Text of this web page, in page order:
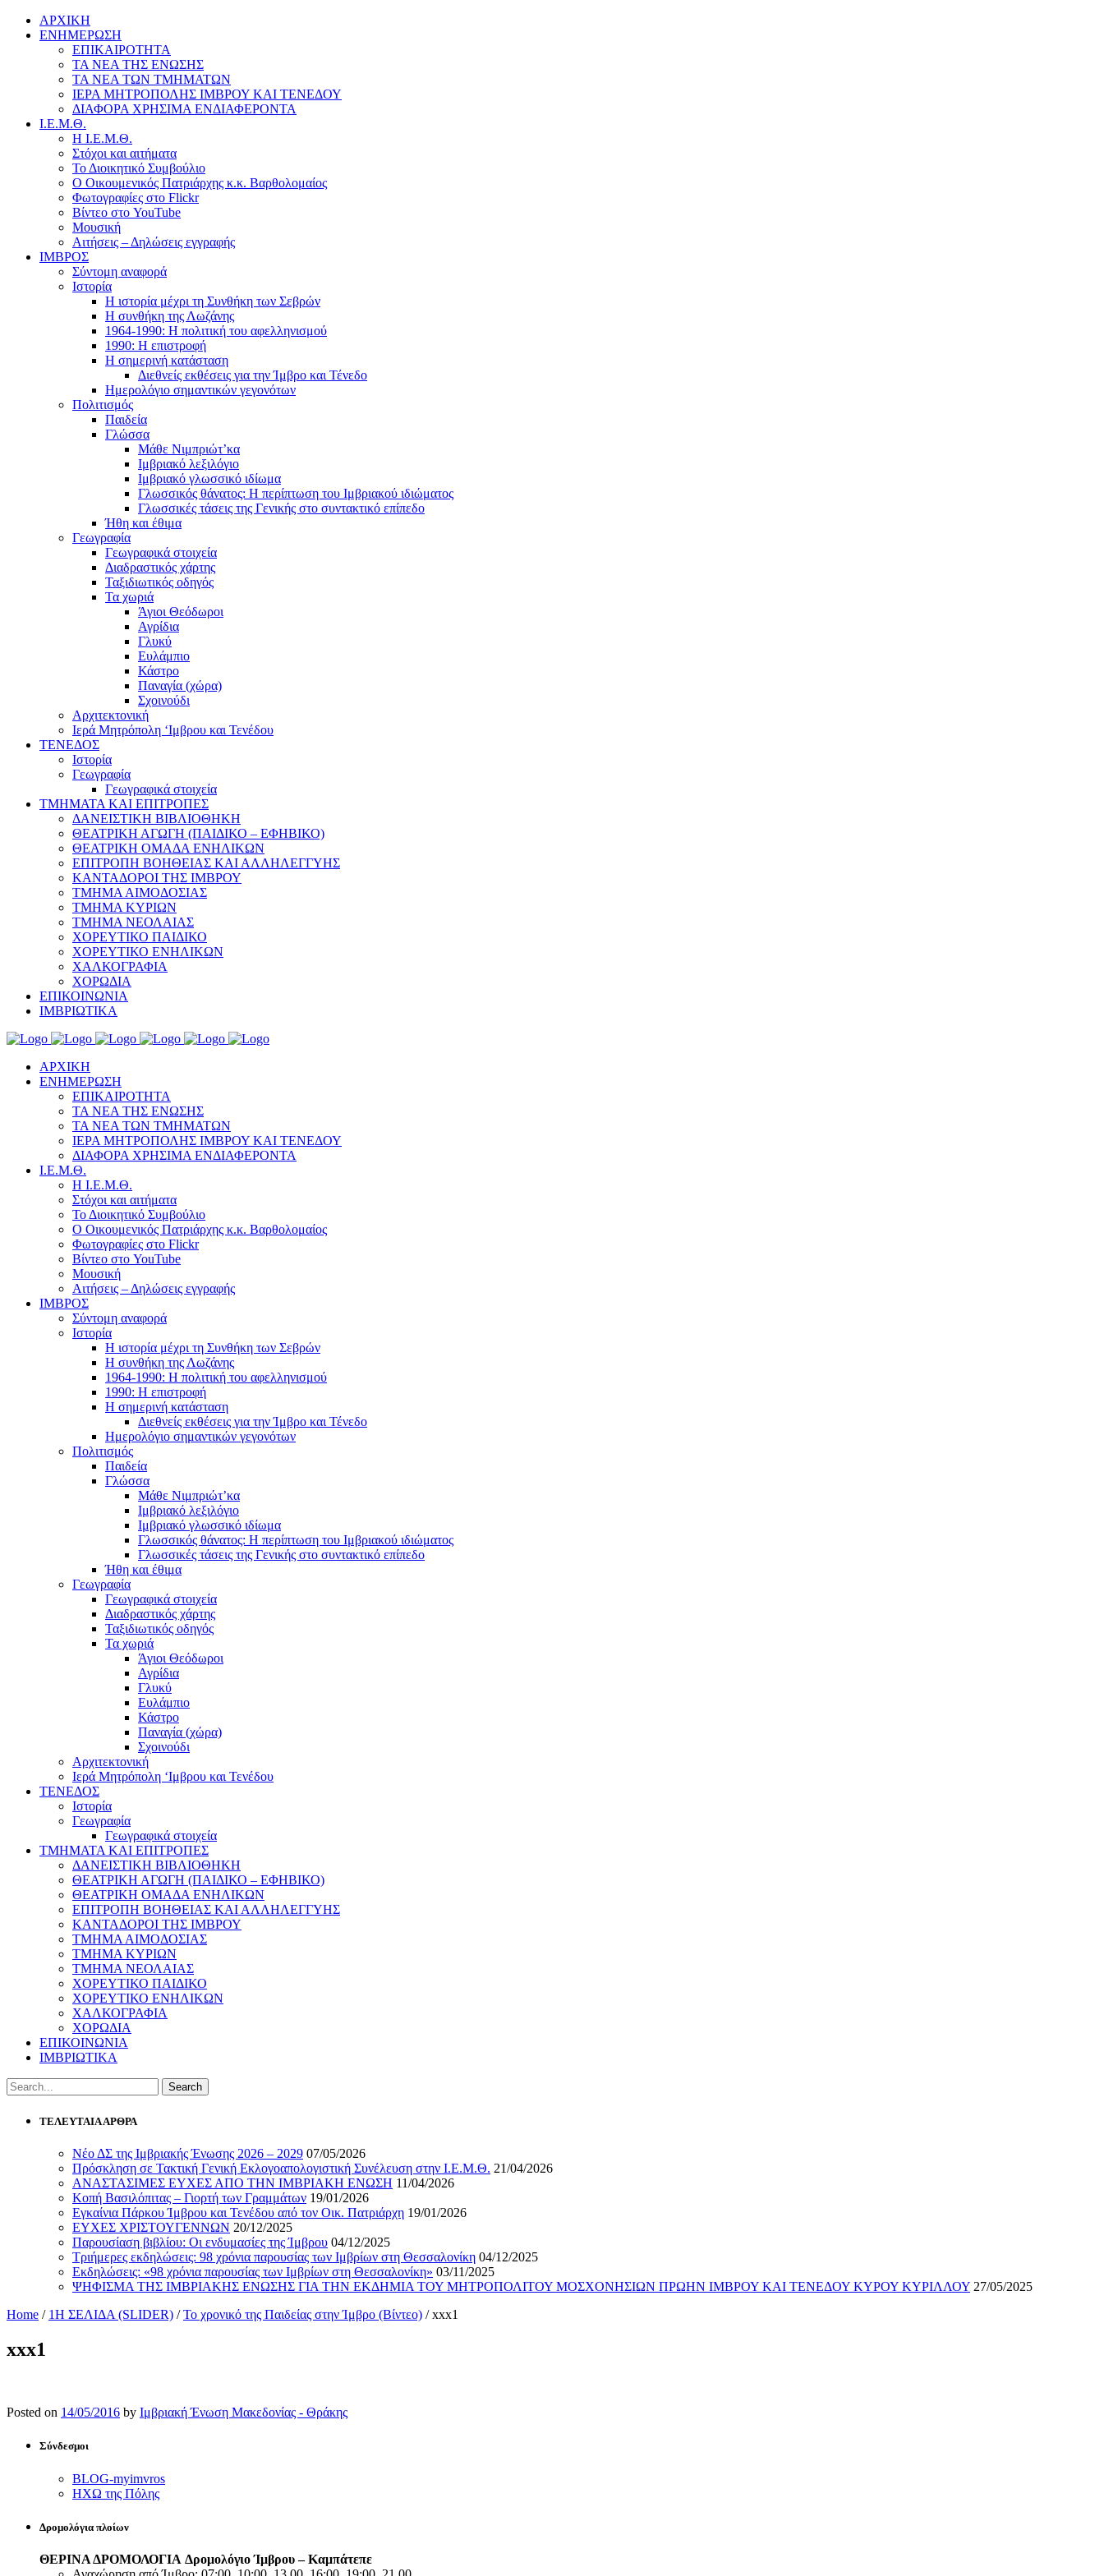
ΑΡΧΙΚΗ
ΕΝΗΜΕΡΩΣΗ
ΕΠΙΚΑΙΡΟΤΗΤΑ
ΤΑ ΝΕΑ ΤΗΣ ΕΝΩΣΗΣ
ΤΑ ΝΕΑ ΤΩΝ ΤΜΗΜΑΤΩΝ
ΙΕΡΑ ΜΗΤΡΟΠΟΛΗΣ ΙΜΒΡΟΥ ΚΑΙ ΤΕΝΕΔΟΥ
ΔΙΑΦΟΡΑ ΧΡΗΣΙΜΑ ΕΝΔΙΑΦΕΡΟΝΤΑ
Ι.Ε.Μ.Θ.
Η Ι.Ε.Μ.Θ.
Στόχοι και αιτήματα
Το Διοικητικό Συμβούλιο
Ο Οικουμενικός Πατριάρχης κ.κ. Βαρθολομαίος
Φωτογραφίες στο Flickr
Βίντεο στο YouTube
Μουσική
Αιτήσεις – Δηλώσεις εγγραφής
ΙΜΒΡΟΣ
Σύντομη αναφορά
Ιστορία
Η ιστορία μέχρι τη Συνθήκη των Σεβρών
Η συνθήκη της Λωζάνης
1964-1990: Η πολιτική του αφελληνισμού
1990: Η επιστροφή
Η σημερινή κατάσταση
Διεθνείς εκθέσεις για την Ίμβρο και Τένεδο
Ημερολόγιο σημαντικών γεγονότων
Πολιτισμός
Παιδεία
Γλώσσα
Μάθε Νιμπριώτ’κα
Ιμβριακό λεξιλόγιο
Ιμβριακό γλωσσικό ιδίωμα
Γλωσσικός θάνατος: Η περίπτωση του Ιμβριακού ιδιώματος
Γλωσσικές τάσεις της Γενικής στο συντακτικό επίπεδο
Ήθη και έθιμα
Γεωγραφία
Γεωγραφικά στοιχεία
Διαδραστικός χάρτης
Ταξιδιωτικός οδηγός
Τα χωριά
Άγιοι Θεόδωροι
Αγρίδια
Γλυκύ
Ευλάμπιο
Κάστρο
Παναγία (χώρα)
Σχοινούδι
Αρχιτεκτονική
Ιερά Μητρόπολη ‘Ιμβρου και Τενέδου
ΤΕΝΕΔΟΣ
Ιστορία
Γεωγραφία
Γεωγραφικά στοιχεία
ΤΜΗΜΑΤΑ ΚΑΙ ΕΠΙΤΡΟΠΕΣ
ΔΑΝΕΙΣΤΙΚΗ ΒΙΒΛΙΟΘΗΚΗ
ΘΕΑΤΡΙΚΗ ΑΓΩΓΗ (ΠΑΙΔΙΚΟ – ΕΦΗΒΙΚΟ)
ΘΕΑΤΡΙΚΗ ΟΜΑΔΑ ΕΝΗΛΙΚΩΝ
ΕΠΙΤΡΟΠΗ ΒΟΗΘΕΙΑΣ ΚΑΙ ΑΛΛΗΛΕΓΓΥΗΣ
ΚΑΝΤΑΔΟΡΟΙ ΤΗΣ ΙΜΒΡΟΥ
ΤΜΗΜΑ ΑΙΜΟΔΟΣΙΑΣ
ΤΜΗΜΑ ΚΥΡΙΩΝ
ΤΜΗΜΑ ΝΕΟΛΑΙΑΣ
ΧΟΡΕΥΤΙΚΟ ΠΑΙΔΙΚΟ
ΧΟΡΕΥΤΙΚΟ ΕΝΗΛΙΚΩΝ
ΧΑΛΚΟΓΡΑΦΙΑ
ΧΟΡΩΔΙΑ
ΕΠΙΚΟΙΝΩΝΙΑ
ΙΜΒΡΙΩΤΙΚΑ
ΑΡΧΙΚΗ
ΕΝΗΜΕΡΩΣΗ
ΕΠΙΚΑΙΡΟΤΗΤΑ
ΤΑ ΝΕΑ ΤΗΣ ΕΝΩΣΗΣ
ΤΑ ΝΕΑ ΤΩΝ ΤΜΗΜΑΤΩΝ
ΙΕΡΑ ΜΗΤΡΟΠΟΛΗΣ ΙΜΒΡΟΥ ΚΑΙ ΤΕΝΕΔΟΥ
ΔΙΑΦΟΡΑ ΧΡΗΣΙΜΑ ΕΝΔΙΑΦΕΡΟΝΤΑ
Ι.Ε.Μ.Θ.
Η Ι.Ε.Μ.Θ.
Στόχοι και αιτήματα
Το Διοικητικό Συμβούλιο
Ο Οικουμενικός Πατριάρχης κ.κ. Βαρθολομαίος
Φωτογραφίες στο Flickr
Βίντεο στο YouTube
Μουσική
Αιτήσεις – Δηλώσεις εγγραφής
ΙΜΒΡΟΣ
Σύντομη αναφορά
Ιστορία
Η ιστορία μέχρι τη Συνθήκη των Σεβρών
Η συνθήκη της Λωζάνης
1964-1990: Η πολιτική του αφελληνισμού
1990: Η επιστροφή
Η σημερινή κατάσταση
Διεθνείς εκθέσεις για την Ίμβρο και Τένεδο
Ημερολόγιο σημαντικών γεγονότων
Πολιτισμός
Παιδεία
Γλώσσα
Μάθε Νιμπριώτ’κα
Ιμβριακό λεξιλόγιο
Ιμβριακό γλωσσικό ιδίωμα
Γλωσσικός θάνατος: Η περίπτωση του Ιμβριακού ιδιώματος
Γλωσσικές τάσεις της Γενικής στο συντακτικό επίπεδο
Ήθη και έθιμα
Γεωγραφία
Γεωγραφικά στοιχεία
Διαδραστικός χάρτης
Ταξιδιωτικός οδηγός
Τα χωριά
Άγιοι Θεόδωροι
Αγρίδια
Γλυκύ
Ευλάμπιο
Κάστρο
Παναγία (χώρα)
Σχοινούδι
Αρχιτεκτονική
Ιερά Μητρόπολη ‘Ιμβρου και Τενέδου
ΤΕΝΕΔΟΣ
Ιστορία
Γεωγραφία
Γεωγραφικά στοιχεία
ΤΜΗΜΑΤΑ ΚΑΙ ΕΠΙΤΡΟΠΕΣ
ΔΑΝΕΙΣΤΙΚΗ ΒΙΒΛΙΟΘΗΚΗ
ΘΕΑΤΡΙΚΗ ΑΓΩΓΗ (ΠΑΙΔΙΚΟ – ΕΦΗΒΙΚΟ)
ΘΕΑΤΡΙΚΗ ΟΜΑΔΑ ΕΝΗΛΙΚΩΝ
ΕΠΙΤΡΟΠΗ ΒΟΗΘΕΙΑΣ ΚΑΙ ΑΛΛΗΛΕΓΓΥΗΣ
ΚΑΝΤΑΔΟΡΟΙ ΤΗΣ ΙΜΒΡΟΥ
ΤΜΗΜΑ ΑΙΜΟΔΟΣΙΑΣ
ΤΜΗΜΑ ΚΥΡΙΩΝ
ΤΜΗΜΑ ΝΕΟΛΑΙΑΣ
ΧΟΡΕΥΤΙΚΟ ΠΑΙΔΙΚΟ
ΧΟΡΕΥΤΙΚΟ ΕΝΗΛΙΚΩΝ
ΧΑΛΚΟΓΡΑΦΙΑ
ΧΟΡΩΔΙΑ
ΕΠΙΚΟΙΝΩΝΙΑ
ΙΜΒΡΙΩΤΙΚΑ
ΤΕΛΕΥΤΑΙΑ ΑΡΘΡΑ
Νέο ΔΣ της Ιμβριακής Ένωσης 2026 – 2029 07/05/2026
Πρόσκληση σε Τακτική Γενική Εκλογοαπολογιστική Συνέλευση στην Ι.Ε.Μ.Θ. 21/04/2026
ΑΝΑΣΤΑΣΙΜΕΣ ΕΥΧΕΣ ΑΠΟ ΤΗΝ ΙΜΒΡΙΑΚΗ ΕΝΩΣΗ 11/04/2026
Κοπή Βασιλόπιτας – Γιορτή των Γραμμάτων 19/01/2026
Εγκαίνια Πάρκου Ίμβρου και Τενέδου από τον Οικ. Πατριάρχη 19/01/2026
ΕΥΧΕΣ ΧΡΙΣΤΟΥΓΕΝΝΩΝ 20/12/2025
Παρουσίαση βιβλίου: Οι ενδυμασίες της Ίμβρου 04/12/2025
Τριήμερες εκδηλώσεις: 98 χρόνια παρουσίας των Ιμβρίων στη Θεσσαλονίκη 04/12/2025
Εκδηλώσεις: «98 χρόνια παρουσίας των Ιμβρίων στη Θεσσαλονίκη» 03/11/2025
ΨΗΦΙΣΜΑ ΤΗΣ ΙΜΒΡΙΑΚΗΣ ΕΝΩΣΗΣ ΓΙΑ ΤΗΝ ΕΚΔΗΜΙΑ ΤΟΥ ΜΗΤΡΟΠΟΛΙΤΟΥ ΜΟΣΧΟΝΗΣΙΩΝ ΠΡΩΗΝ ΙΜΒΡΟΥ ΚΑΙ ΤΕΝΕΔΟΥ ΚΥΡΟΥ ΚΥΡΙΛΛΟΥ 27/05/2025
Home / 1Η ΣΕΛΙΔΑ (SLIDER) /Το χρονικό της Παιδείας στην Ίμβρο (Βίντεο) /xxx1
xxx1
Posted on 14/05/2016 by Ιμβριακή Ένωση Μακεδονίας - Θράκης
Σύνδεσμοι
BLOG-myimvros
ΗΧΩ της Πόλης
Δρομολόγια πλοίων
ΘΕΡΙΝΑ ΔΡΟΜΟΛΟΓΙΑ Δρομολόγιο Ίμβρου – Καμπάτεπε